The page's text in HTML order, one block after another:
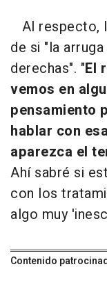
Al respecto,
de si "la
derechas". "El
vemos en
pensamiento
hablar con
aparezca el
Ahí sabré si
con los
algo muy
Contenido